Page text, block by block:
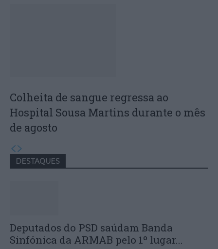
Colheita de sangue regressa ao
Hospital Sousa Martins durante o mês
de agosto
DESTAQUES
Deputados do PSD saúdam Banda
Sinfónica da ARMAB pelo 1º lugar...